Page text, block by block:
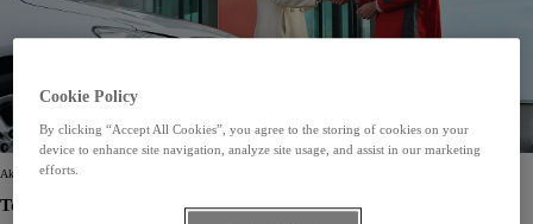
Ak máte záujem o príslušenstvo alebo náhradné diely, prosím vyplňte formulár nižšie.
Todos Ružomberok s. r. o.
Cookie Policy
By clicking “Accept All Cookies”, you agree to the storing of cookies on your
device to enhance site navigation, analyze site usage, and assist in our marketing
efforts.